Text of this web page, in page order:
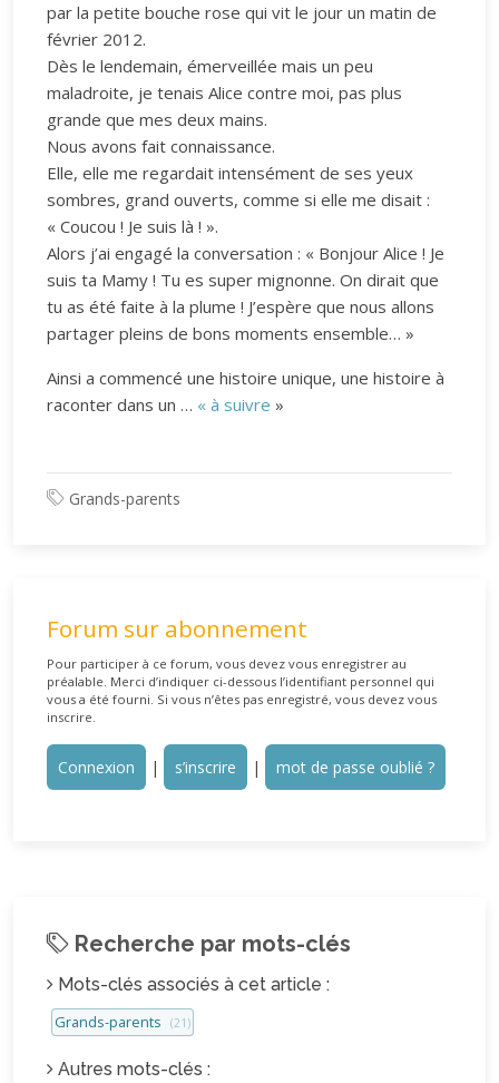
par la petite bouche rose qui vit le jour un matin de
février 2012.
Dès le lendemain, émerveillée mais un peu
maladroite, je tenais Alice contre moi, pas plus
grande que mes deux mains.
Nous avons fait connaissance.
Elle, elle me regardait intensément de ses yeux
sombres, grand ouverts, comme si elle me disait :
« Coucou ! Je suis là ! ».
Alors j’ai engagé la conversation : « Bonjour Alice ! Je
suis ta Mamy ! Tu es super mignonne. On dirait que
tu as été faite à la plume ! J’espère que nous allons
partager pleins de bons moments ensemble… »
Ainsi a commencé une histoire unique, une histoire à
raconter dans un … « à suivre »
Grands-parents
Forum sur abonnement
Pour participer à ce forum, vous devez vous enregistrer au
préalable. Merci d’indiquer ci-dessous l’identifiant personnel qui
vous a été fourni. Si vous n’êtes pas enregistré, vous devez vous
inscrire.
Connexion | s’inscrire | mot de passe oublié ?
Recherche par mots-clés
Mots-clés associés à cet article :
Grands-parents (21)
Autres mots-clés :